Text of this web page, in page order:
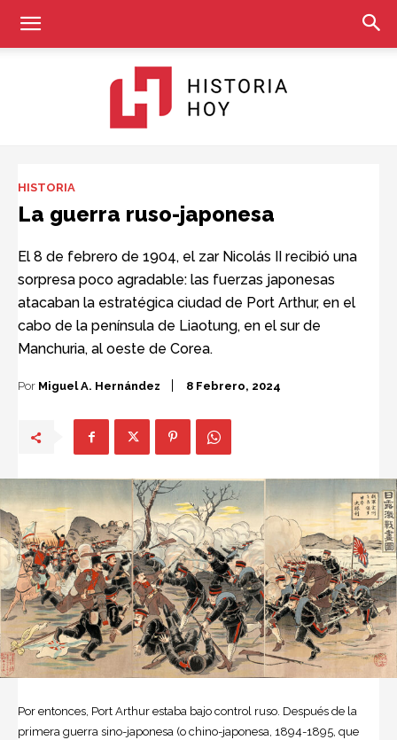
HISTORIA
La guerra ruso-japonesa
El 8 de febrero de 1904, el zar Nicolás II recibió una
sorpresa poco agradable: las fuerzas japonesas
atacaban la estratégica ciudad de Port Arthur, en el
cabo de la península de Liaotung, en el sur de
Manchuria, al oeste de Corea.
Por Miguel A. Hernández 8 Febrero, 2024
Por entonces, Port Arthur estaba bajo control ruso. Después de la
primera guerra sino-japonesa (o chino-japonesa, 1894-1895, que